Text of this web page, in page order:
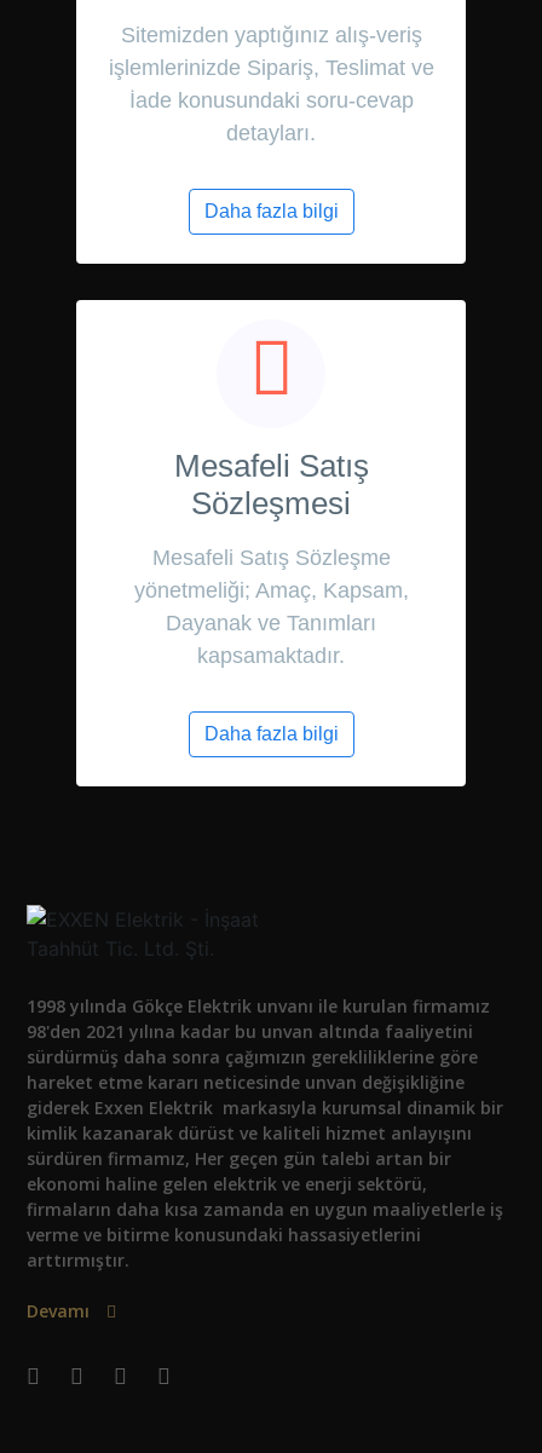
Sitemizden yaptığınız alış-veriş
işlemlerinizde Sipariş, Teslimat ve
İade konusundaki soru-cevap
detayları.
Daha fazla bilgi
Mesafeli Satış
Sözleşmesi
Mesafeli Satış Sözleşme
yönetmeliği; Amaç, Kapsam,
Dayanak ve Tanımları
kapsamaktadır.
Daha fazla bilgi
1998 yılında Gökçe Elektrik unvanı ile kurulan firmamız
98'den 2021 yılına kadar bu unvan altında faaliyetini
sürdürmüş daha sonra çağımızın gerekliliklerine göre
hareket etme kararı neticesinde unvan değişikliğine
giderek Exxen Elektrik markasıyla kurumsal dinamik bir
kimlik kazanarak dürüst ve kaliteli hizmet anlayışını
sürdüren firmamız, Her geçen gün talebi artan bir
ekonomi haline gelen elektrik ve enerji sektörü,
firmaların daha kısa zamanda en uygun maaliyetlerle iş
verme ve bitirme konusundaki hassasiyetlerini
arttırmıştır.
Devamı